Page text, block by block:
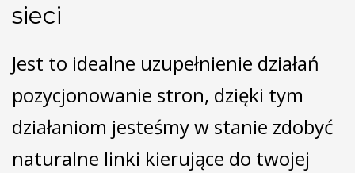
sieci
Jest to idealne uzupełnienie działań
pozycjonowanie stron, dzięki tym
działaniom jesteśmy w stanie zdobyć
naturalne linki kierujące do twojej